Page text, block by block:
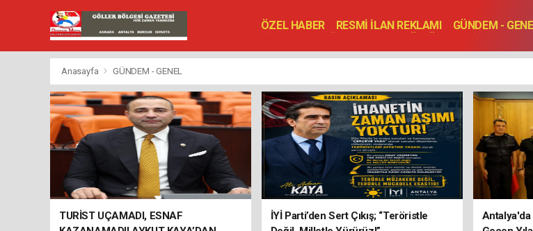
ÖZEL HABER RESMİ İLAN REKLAMI GÜNDEM -
VEFAT EDENLER
TOPLANTI - DÜĞÜN
Anasayfa GÜNDEM - GENEL
TURİST UÇAMADI, ESNAF
İYİ Parti’den Sert Çıkış; “Teröristle
Antalya'da